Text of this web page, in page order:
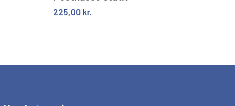
225,00 kr.